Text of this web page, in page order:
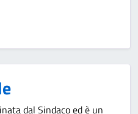
dal Sindaco ed è un